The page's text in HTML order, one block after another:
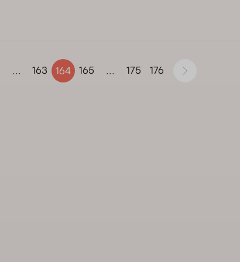
... 163 164 165 ... 175 176